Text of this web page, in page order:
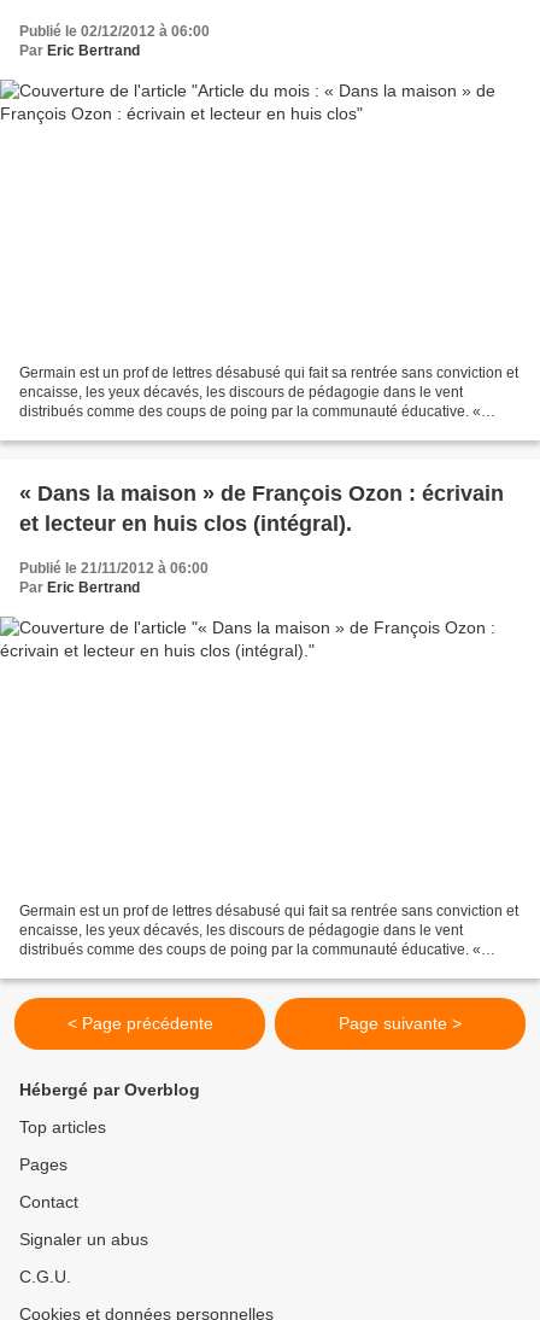
Publié le 02/12/2012 à 06:00
Par Eric Bertrand
Germain est un prof de lettres désabusé qui fait sa rentrée sans conviction et
encaisse, les yeux décavés, les discours de pédagogie dans le vent
distribués comme des coups de poing par la communauté éducative. «
« Dans la maison » de François Ozon : écrivain
et lecteur en huis clos (intégral).
Publié le 21/11/2012 à 06:00
Par Eric Bertrand
Germain est un prof de lettres désabusé qui fait sa rentrée sans conviction et
encaisse, les yeux décavés, les discours de pédagogie dans le vent
distribués comme des coups de poing par la communauté éducative. «
< Page précédente Page suivante >
Hébergé par Overblog
Top articles
Pages
Contact
Signaler un abus
C.G.U.
Cookies et données personnelles